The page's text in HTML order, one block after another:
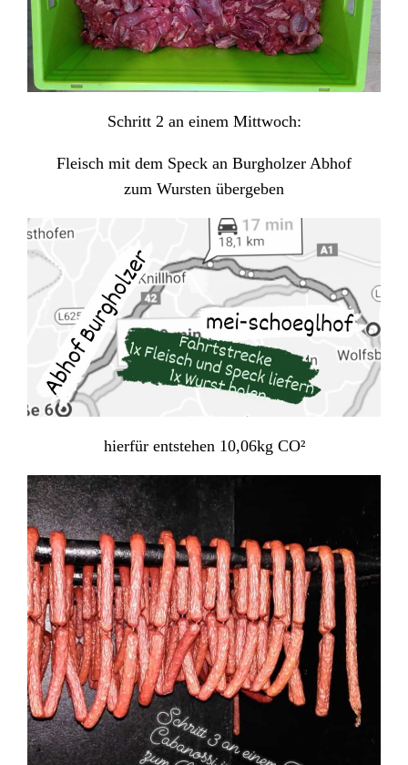
Schritt 2 an einem Mittwoch:
Fleisch mit dem Speck an Burgholzer Abhof
zum Wursten übergeben
hierfür entstehen 10,06kg CO²